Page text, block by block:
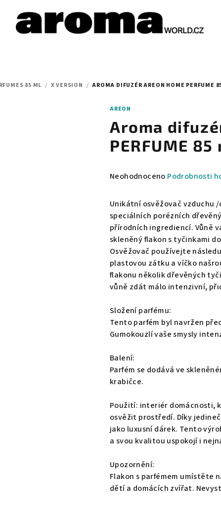
85 ML / X VERSION / AROMA DIFUZÉR AREON HOME PERFUME
AREON
Aroma
PERFUME
Průměrné
produktu
0,0
z
5
hvězdiček.
Neohodnoceno Podrobnosti
Unikátní osvěžovač vzduchu
speciálních porézních
přírodních ingrediencí. Vůně
skleněný flakon s tyčinkami
Osvěžovač používejte
plastovou zátku a víčko
flakonu několik dřevěných
vůně zdát málo intenzivní,
Složení parfému:
Tento parfém byl navržen
Gumokouzlí vaše smysly
Balení:
Parfém se dodává ve
krabičce.
Použití: interiér domácnosti,
osvěžit prostředí. Díky
jako luxusní dárek. Tento
a svou kvalitou uspokojí i
Upozornění:
Flakon s parfémem umístěte
dětí a domácích zvířat.